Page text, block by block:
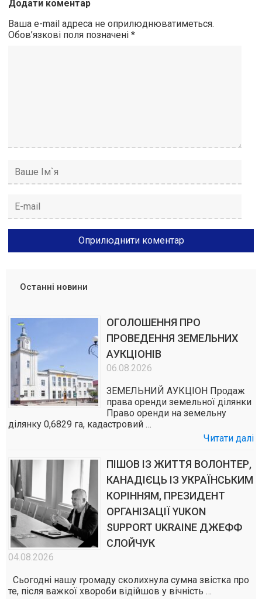
Додати коментар
Ваша e-mail адреса не оприлюднюватиметься.
Обов’язкові поля позначені*
Останні новини
ОГОЛОШЕННЯ ПРО
ПРОВЕДЕННЯ ЗЕМЕЛЬНИХ
АУКЦІОНІВ
06.08.2026
ЗЕМЕЛЬНИЙ АУКЦІОН Продаж
права оренди земельної ділянки
Право оренди на земельну
ділянку 0,6829 га, кадастровий …
Читати далі
ПІШОВ ІЗ ЖИТТЯ ВОЛОНТЕР,
КАНАДІЄЦЬ ІЗ УКРАЇНСЬКИМ
КОРІННЯМ, ПРЕЗИДЕНТ
ОРГАНІЗАЦІЇ YUKON
SUPPORT UKRAINE ДЖЕФФ
СЛОЙЧУК
04.08.2026
Сьогодні нашу громаду сколихнула сумна звістка про
те, після важкої хвороби відійшов у вічність …